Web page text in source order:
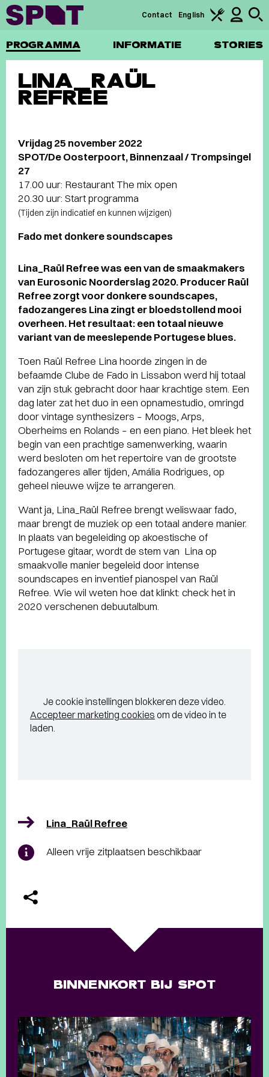
PROGRAMMA INFORMATIE STORIES
Contact English
LINA_RAÜL
REFREE
Vrijdag 25 november 2022
SPOT/De Oosterpoort, Binnenzaal / Trompsingel
27
17.00 uur: Restaurant The mix open
20.30 uur: Start programma
(Tijden zijn indicatief en kunnen wijzigen)
Fado met donkere soundscapes
Lina_Raül Refree was een van de smaakmakers
van Eurosonic Noorderslag 2020. Producer Raül
Refree zorgt voor donkere soundscapes,
fadozangeres Lina zingt er bloedstollend mooi
overheen. Het resultaat: een totaal nieuwe
variant van de meeslepende Portugese blues.
Toen Raül Refree Lina hoorde zingen in de
befaamde Clube de Fado in Lissabon werd hij totaal
van zijn stuk gebracht door haar krachtige stem. Een
dag later zat het duo in een opnamestudio, omringd
door vintage synthesizers – Moogs, Arps,
Oberheims en Rolands – en een piano. Het bleek het
begin van een prachtige samenwerking, waarin
werd besloten om het repertoire van de grootste
fadozangeres aller tijden, Amália Rodrigues, op
geheel nieuwe wijze te arrangeren.
Want ja, Lina_Raül Refree brengt weliswaar fado,
maar brengt de muziek op een totaal andere manier.
In plaats van begeleiding op akoestische of
Portugese gitaar, wordt de stem van Lina op
smaakvolle manier begeleid door intense
soundscapes en inventief pianospel van Raül
Refree. Wie wil weten hoe dat klinkt: check het in
2020 verschenen debuutalbum.
Je cookie instellingen blokkeren deze video.
Accepteer marketing cookies om de video in te
laden.
Lina_Raül Refree
Alleen vrije zitplaatsen beschikbaar
BINNENKORT BIJ SPOT